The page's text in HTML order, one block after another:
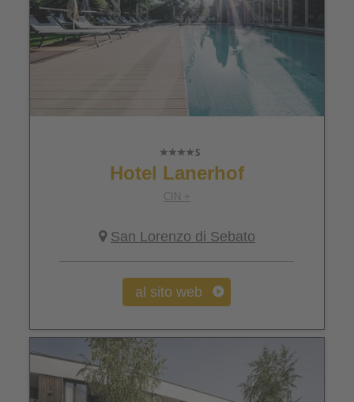
Hotel Lanerhof
CIN +
San Lorenzo di Sebato
al sito web